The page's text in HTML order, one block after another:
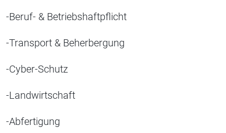
-Beruf- & Betriebshaftpflicht
-Transport & Beherbergung
-Cyber-Schutz
-Landwirtschaft
-Abfertigung